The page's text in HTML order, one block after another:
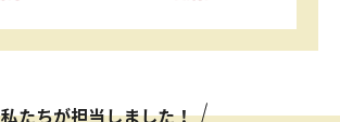
私たちが担当しました！